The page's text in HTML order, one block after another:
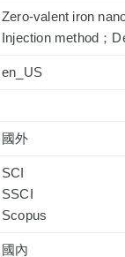
Zero-valent iron
Injection method；
en_US
國外
SCI
SSCI